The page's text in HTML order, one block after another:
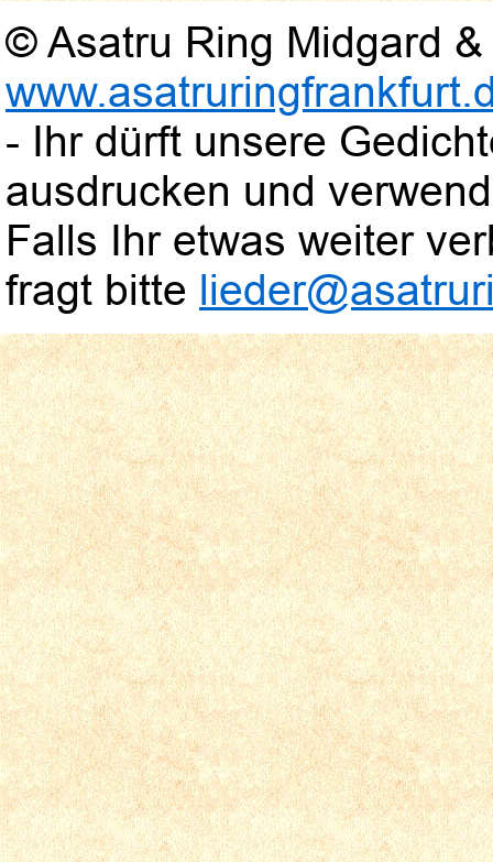
© Asatru Ring Midgard
- Ihr dürft unsere
ausdrucken und
Falls Ihr etwas weiter
fragt bitte